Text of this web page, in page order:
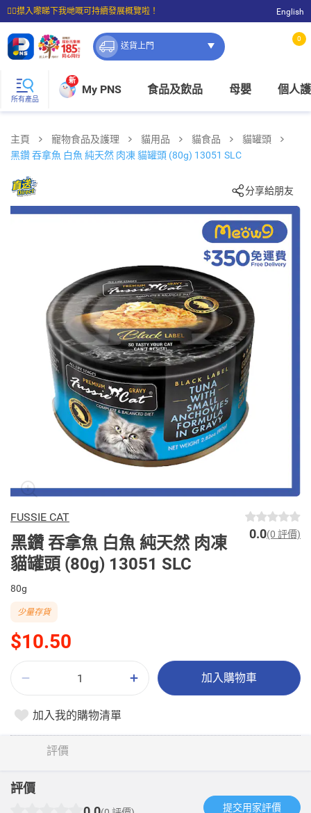
☝🏼㩒入嚟睇下我哋嘅可持續發展概覽啦！
⭐購物滿$399即享免費送貨；滿$100即可免費店取。
English
送貨上門
0
所有產品
新
My PNS 食品及飲品 母嬰 個人
主頁 寵物食品及護理 貓用品 貓食品
貓罐頭
黑鑽 吞拿魚 白魚 純天然 肉凍 貓罐頭 (80g) 13051 SLC
分享給朋友
FUSSIE CAT
黑鑽 吞拿魚 白魚 純天然 肉凍
貓罐頭 (80g) 13051 SLC
0.0(0 評價)
80g
$10.50
少量存貨
加入購物車
加入我的購物清單
評價
評價
提交用家評價​